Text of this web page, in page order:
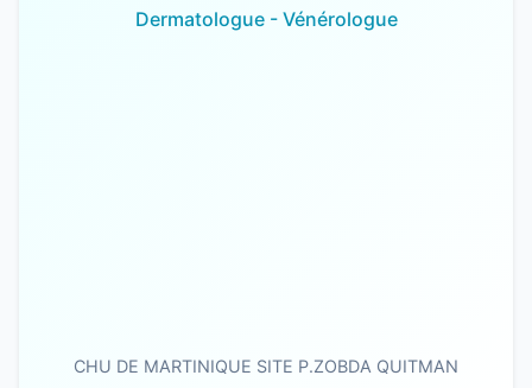
Dermatologue - Vénérologue
CHU DE MARTINIQUE SITE P.ZOBDA QUITMAN